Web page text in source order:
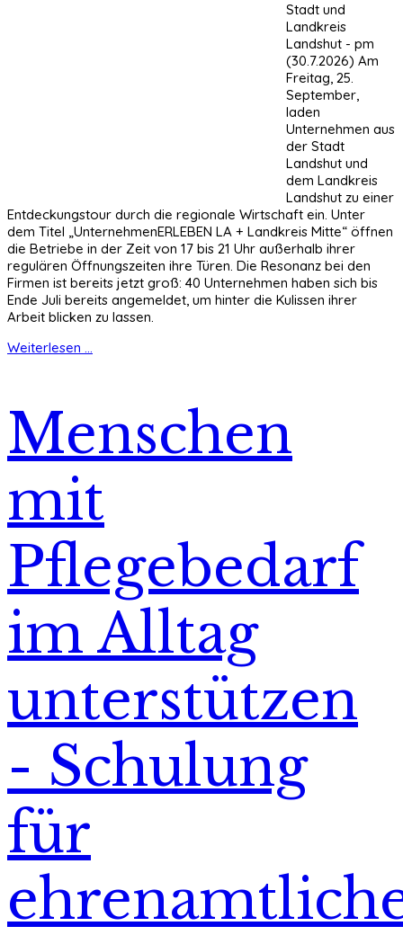
Stadt und
Landkreis
Landshut - pm
(30.7.2026) Am
Freitag, 25.
September,
laden
Unternehmen aus
der Stadt
Landshut und
dem Landkreis
Landshut zu einer
Entdeckungstour durch die regionale Wirtschaft ein. Unter
dem Titel „UnternehmenERLEBEN LA + Landkreis Mitte“ öffnen
die Betriebe in der Zeit von 17 bis 21 Uhr außerhalb ihrer
regulären Öffnungszeiten ihre Türen. Die Resonanz bei den
Firmen ist bereits jetzt groß: 40 Unternehmen haben sich bis
Ende Juli bereits angemeldet, um hinter die Kulissen ihrer
Arbeit blicken zu lassen.
Weiterlesen ...
Menschen
mit
Pflegebedarf
im Alltag
unterstützen
- Schulung
für